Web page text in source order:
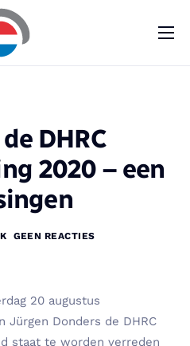
DHRC
2020 – een
GEEN REACTIES
20 augustus
Jürgen Donders de DHRC
staat te worden verreden